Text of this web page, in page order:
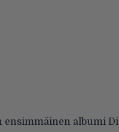
ensimmäinen albumi